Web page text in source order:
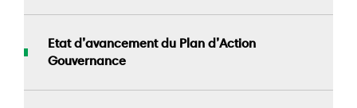
Etat d’avancement du Plan d’Action
Gouvernance